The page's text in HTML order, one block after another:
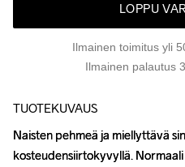
LOPPU
Ilmainen toimitus yli
Ilmainen palautus
TUOTEKUVAUS
Naisten pehmeä ja miellyttävä
kosteudensiirtokyvyllä.
Naisten pehmeä ja miellyttävä
kosteudensiirtokyvyllä.